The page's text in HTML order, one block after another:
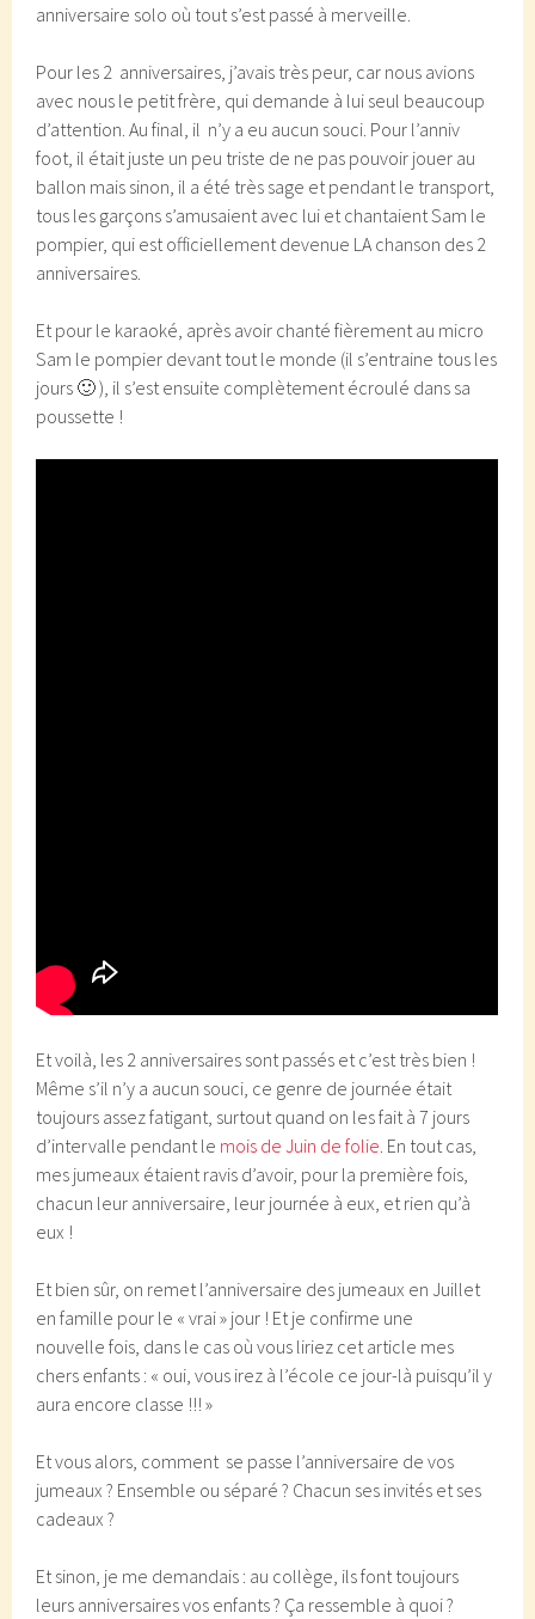
anniversaire solo où tout s’est passé à merveille.
Pour les 2 anniversaires, j’avais très peur, car nous avions
avec nous le petit frère, qui demande à lui seul beaucoup
d’attention. Au final, il n’y a eu aucun souci. Pour l’anniv
foot, il était juste un peu triste de ne pas pouvoir jouer au
ballon mais sinon, il a été très sage et pendant le transport,
tous les garçons s’amusaient avec lui et chantaient Sam le
pompier, qui est officiellement devenue LA chanson des 2
anniversaires.
Et pour le karaoké, après avoir chanté fièrement au micro
Sam le pompier devant tout le monde (il s’entraine tous les
jours 🙂 ), il s’est ensuite complètement écroulé dans sa
poussette !
Et voilà, les 2 anniversaires sont passés et c’est très bien !
Même s’il n’y a aucun souci, ce genre de journée était
toujours assez fatigant, surtout quand on les fait à 7 jours
d’intervalle pendant le mois de Juin de folie. En tout cas,
mes jumeaux étaient ravis d’avoir, pour la première fois,
chacun leur anniversaire, leur journée à eux, et rien qu’à
eux !
Et bien sûr, on remet l’anniversaire des jumeaux en Juillet
en famille pour le « vrai » jour ! Et je confirme une
nouvelle fois, dans le cas où vous liriez cet article mes
chers enfants : « oui, vous irez à l’école ce jour-là puisqu’il y
aura encore classe !!! »
Et vous alors, comment se passe l’anniversaire de vos
jumeaux ? Ensemble ou séparé ? Chacun ses invités et ses
cadeaux ?
Et sinon, je me demandais : au collège, ils font toujours
leurs anniversaires vos enfants ? Ça ressemble à quoi ?